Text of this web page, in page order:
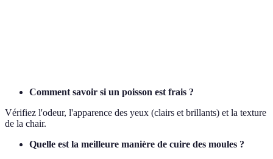
Comment savoir si un poisson est frais ?
Vérifiez l'odeur, l'apparence des yeux (clairs et brillants) et la texture
de la chair.
Quelle est la meilleure manière de cuire des moules ?